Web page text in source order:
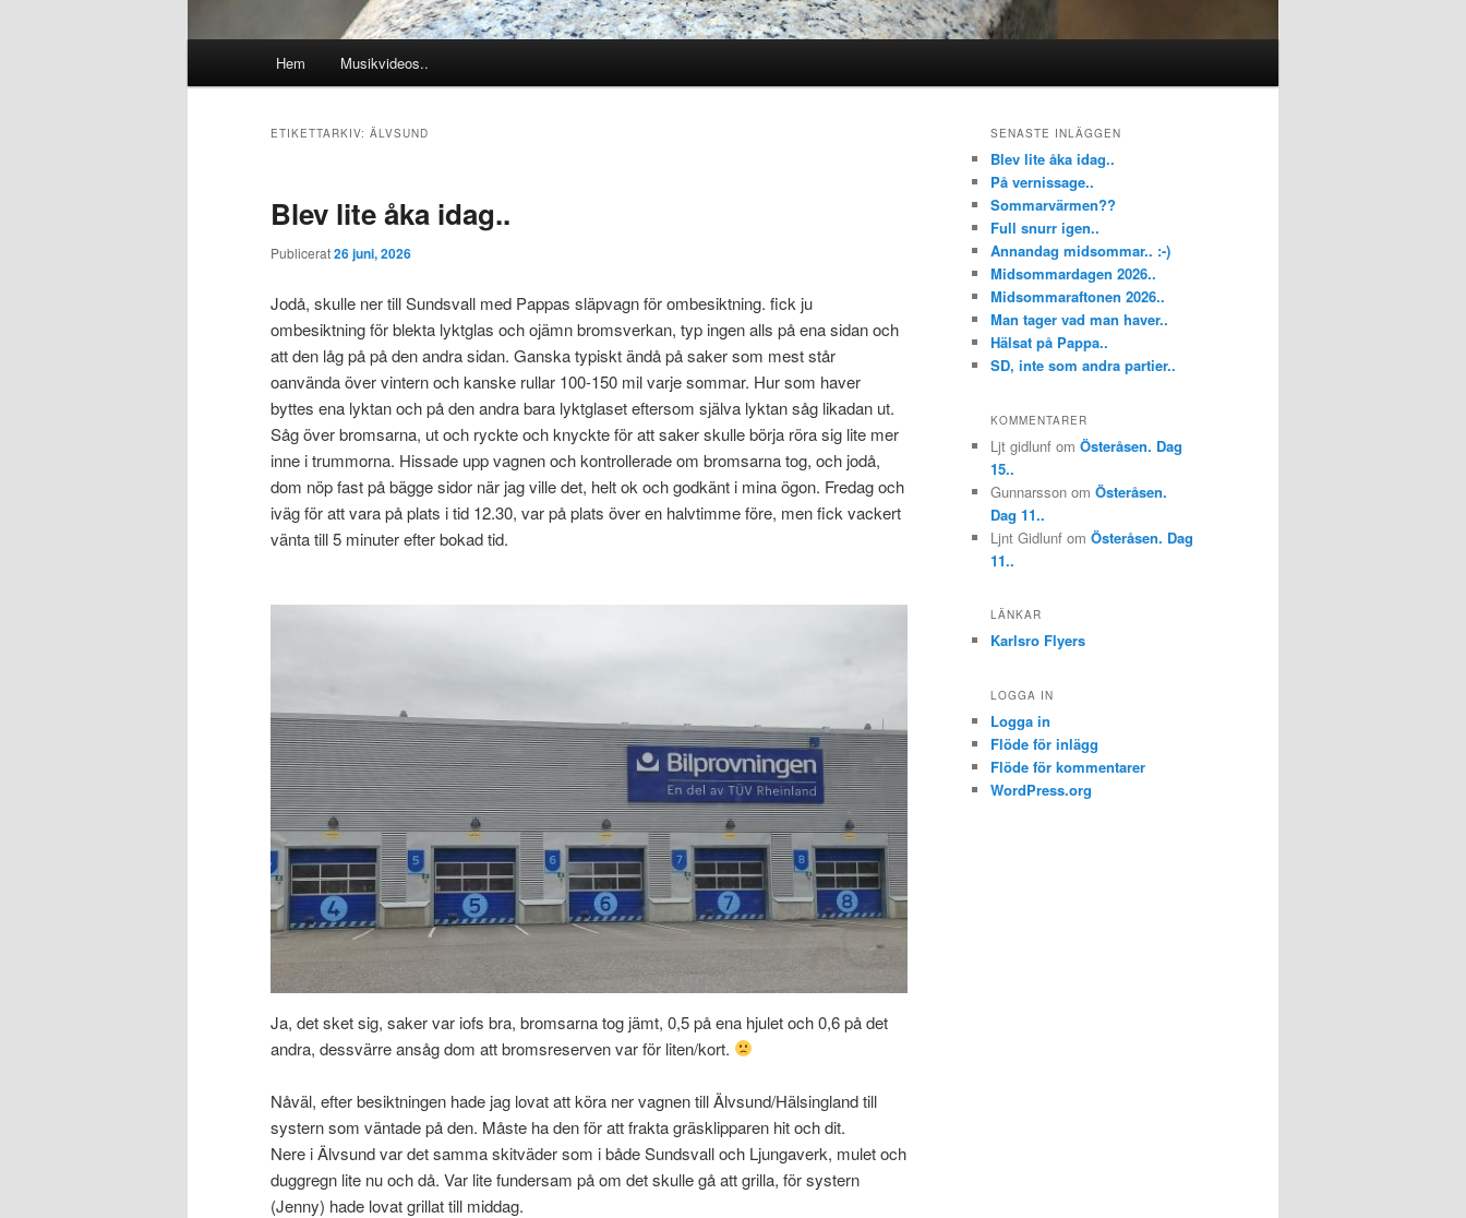
Hem Musikvideos..
ETIKETTARKIV: ÄLVSUND
Blev lite åka idag..
Publicerat26 juni, 2026
Jodå, skulle ner till Sundsvall med Pappas släpvagn för ombesiktning. fick ju
ombesiktning för blekta lyktglas och ojämn bromsverkan, typ ingen alls på ena sidan och
att den låg på på den andra sidan. Ganska typiskt ändå på saker som mest står
oanvända över vintern och kanske rullar 100-150 mil varje sommar. Hur som haver
byttes ena lyktan och på den andra bara lyktglaset eftersom själva lyktan såg likadan ut.
Såg över bromsarna, ut och ryckte och knyckte för att saker skulle börja röra sig lite mer
inne i trummorna. Hissade upp vagnen och kontrollerade om bromsarna tog, och jodå,
dom nöp fast på bägge sidor när jag ville det, helt ok och godkänt i mina ögon. Fredag och
iväg för att vara på plats i tid 12.30, var på plats över en halvtimme före, men fick vackert
vänta till 5 minuter efter bokad tid.
Ja, det sket sig, saker var iofs bra, bromsarna tog jämt, 0,5 på ena hjulet och 0,6 på det
andra, dessvärre ansåg dom att bromsreserven var för liten/kort.
Nåväl, efter besiktningen hade jag lovat att köra ner vagnen till Älvsund/Hälsingland till
systern som väntade på den. Måste ha den för att frakta gräsklipparen hit och dit.
Nere i Älvsund var det samma skitväder som i både Sundsvall och Ljungaverk, mulet och
duggregn lite nu och då. Var lite fundersam på om det skulle gå att grilla, för systern
(Jenny) hade lovat grillat till middag.
SENASTE INLÄGGEN
Blev lite åka idag..
På vernissage..
Sommarvärmen??
Full snurr igen..
Annandag midsommar.. :-)
Midsommardagen 2026..
Midsommaraftonen 2026..
Man tager vad man haver..
Hälsat på Pappa..
SD, inte som andra partier..
KOMMENTARER
Ljt gidlunf om Österåsen. Dag
15..
Gunnarsson om Österåsen.
Dag 11..
Ljnt Gidlunf om Österåsen. Dag
11..
LÄNKAR
Karlsro Flyers
LOGGA IN
Logga in
Flöde för inlägg
Flöde för kommentarer
WordPress.org